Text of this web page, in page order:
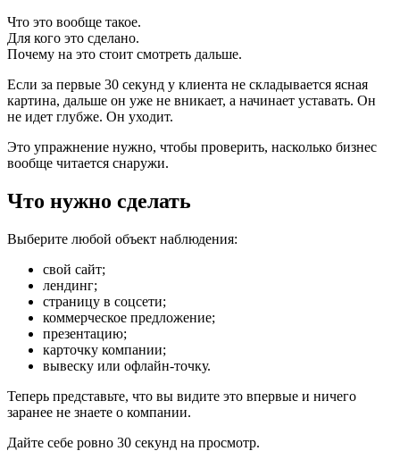
Что это вообще такое.
Для кого это сделано.
Почему на это стоит смотреть дальше.
Если за первые 30 секунд у клиента не складывается ясная
картина, дальше он уже не вникает, а начинает уставать. Он
не идет глубже. Он уходит.
Это упражнение нужно, чтобы проверить, насколько бизнес
вообще читается снаружи.
Что нужно сделать
Выберите любой объект наблюдения:
свой сайт;
лендинг;
страницу в соцсети;
коммерческое предложение;
презентацию;
карточку компании;
вывеску или офлайн-точку.
Теперь представьте, что вы видите это впервые и ничего
заранее не знаете о компании.
Дайте себе ровно 30 секунд на просмотр.